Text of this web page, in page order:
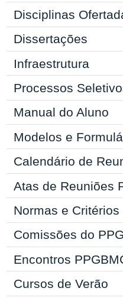
Disciplinas
Dissertações
Infraestrutura
Processos
Manual do Aluno
Modelos e
Calendário de
Atas de Reuniões
Normas e
Comissões do
Encontros
Cursos de Verão